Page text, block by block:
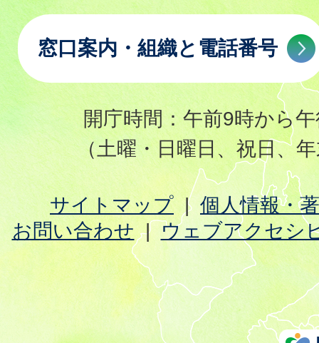
窓口案内・組織と電話番号
開庁時間：午前9時から
（土曜・日曜日、祝日、
サイトマップ
個人情報・
お問い合わせ
ウェブアクセシ